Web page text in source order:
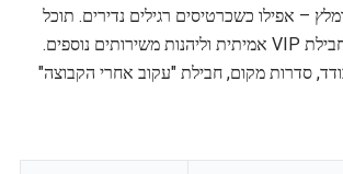
– אפילו כשכרטיסים רגילים נדירים. תוכל
לבחור מושב, לקבל חבילת VIP אמיתית וליהנות משירותים נוספים.
סדרות מקום, חבילת "עקוב אחרי הקבוצה"